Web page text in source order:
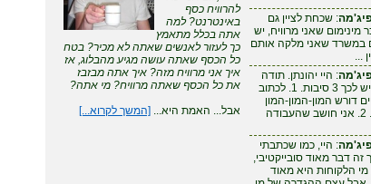
: שכחת לציין גם
מינימום שאני מרוויח, יש
במשרד שאני מלקה אותם
...
: היי יהונתן. תודה
על התגובה. יש לכך 3 סיבות. 1. לכתוב
דורש המון-המון-המון
זמן - שאין לי. 2. אני חושב שהעבודה
: היי, כמו שכתבתי
דבר מאוד סובייקטיבי,
הלקוחות היא מאוד
להרוויח כסף
באינטרנט? למה
אתה בכלל מתאמץ
כך לעזור לאנשים שאתה לא מכיר? בטח
כל הכסף שאתה עושה מגיע מהבלוג, אז
איך אני מרוויח מזה? איך אתה מבזבז
את כל הכסף שאתה מרוויח? מי אתה?
אבל... האמת היא... [המשך לקרוא...]